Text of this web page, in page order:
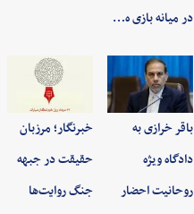
در میانه بازی ه…
باقر خرازی به
دادگاه ویژه
روحانیت احضار
خبرنگار؛ مرزبان
حقیقت در جبهه
جنگ روایت‌ها